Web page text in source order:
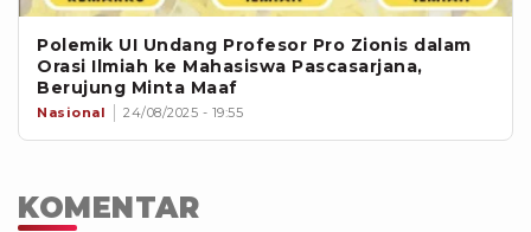
Polemik UI Undang Profesor Pro Zionis dalam
Orasi Ilmiah ke Mahasiswa Pascasarjana,
Berujung Minta Maaf
Nasional 24/08/2025 - 19:55
KOMENTAR